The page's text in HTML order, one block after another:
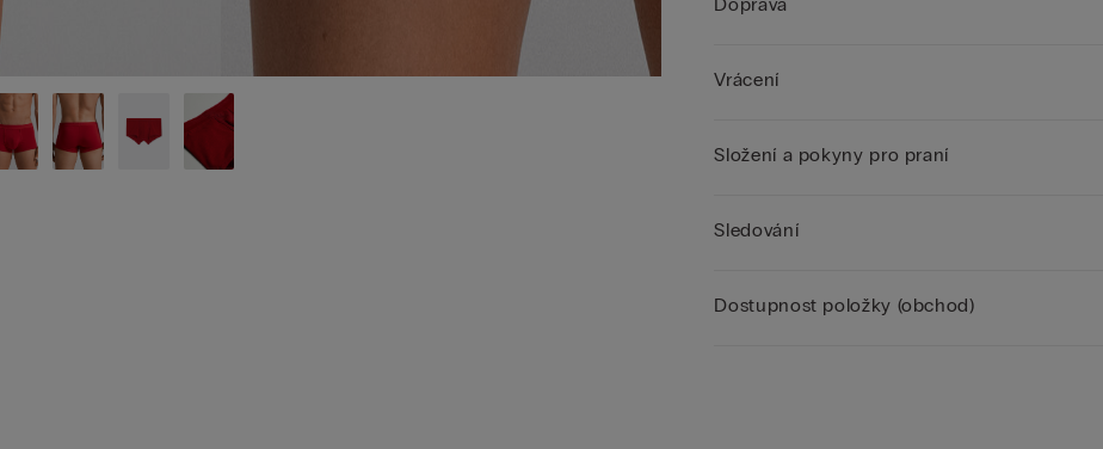
Vrácení
Složení a pokyny pro praní
Sledování
Dostupnost položky (obchod)